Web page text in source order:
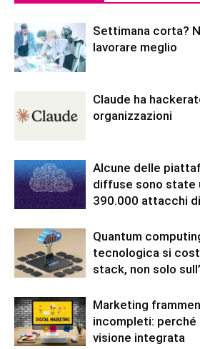
Settimana corta?
lavorare meglio
Claude ha
organizzazioni
Alcune delle
diffuse sono state
390.000 attacchi
Quantum
tecnologica si
stack, non solo
Marketing
incompleti: perché
visione integrata